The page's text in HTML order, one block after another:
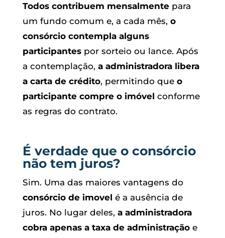
Todos contribuem mensalmentepara
um fundo comum e, a cada mês, o
consórcio contempla alguns
participantespor sorteio ou lance. Após
a contemplação, a administradora libera
a carta de crédito, permitindo que o
participante compre o imóvel conforme
as regras do contrato.
É verdade que o consórcio
não tem juros?
Sim. Uma das maiores vantagens do
consórcio de imovel é a ausência de
juros. No lugar deles, a administradora
cobra apenas a taxa de administraçãoe